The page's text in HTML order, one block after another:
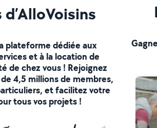
plateforme dédiée aux
et à la location de
de chez vous ! Rejoignez
4,5 millions de membres,
et facilitez votre
tous vos projets !